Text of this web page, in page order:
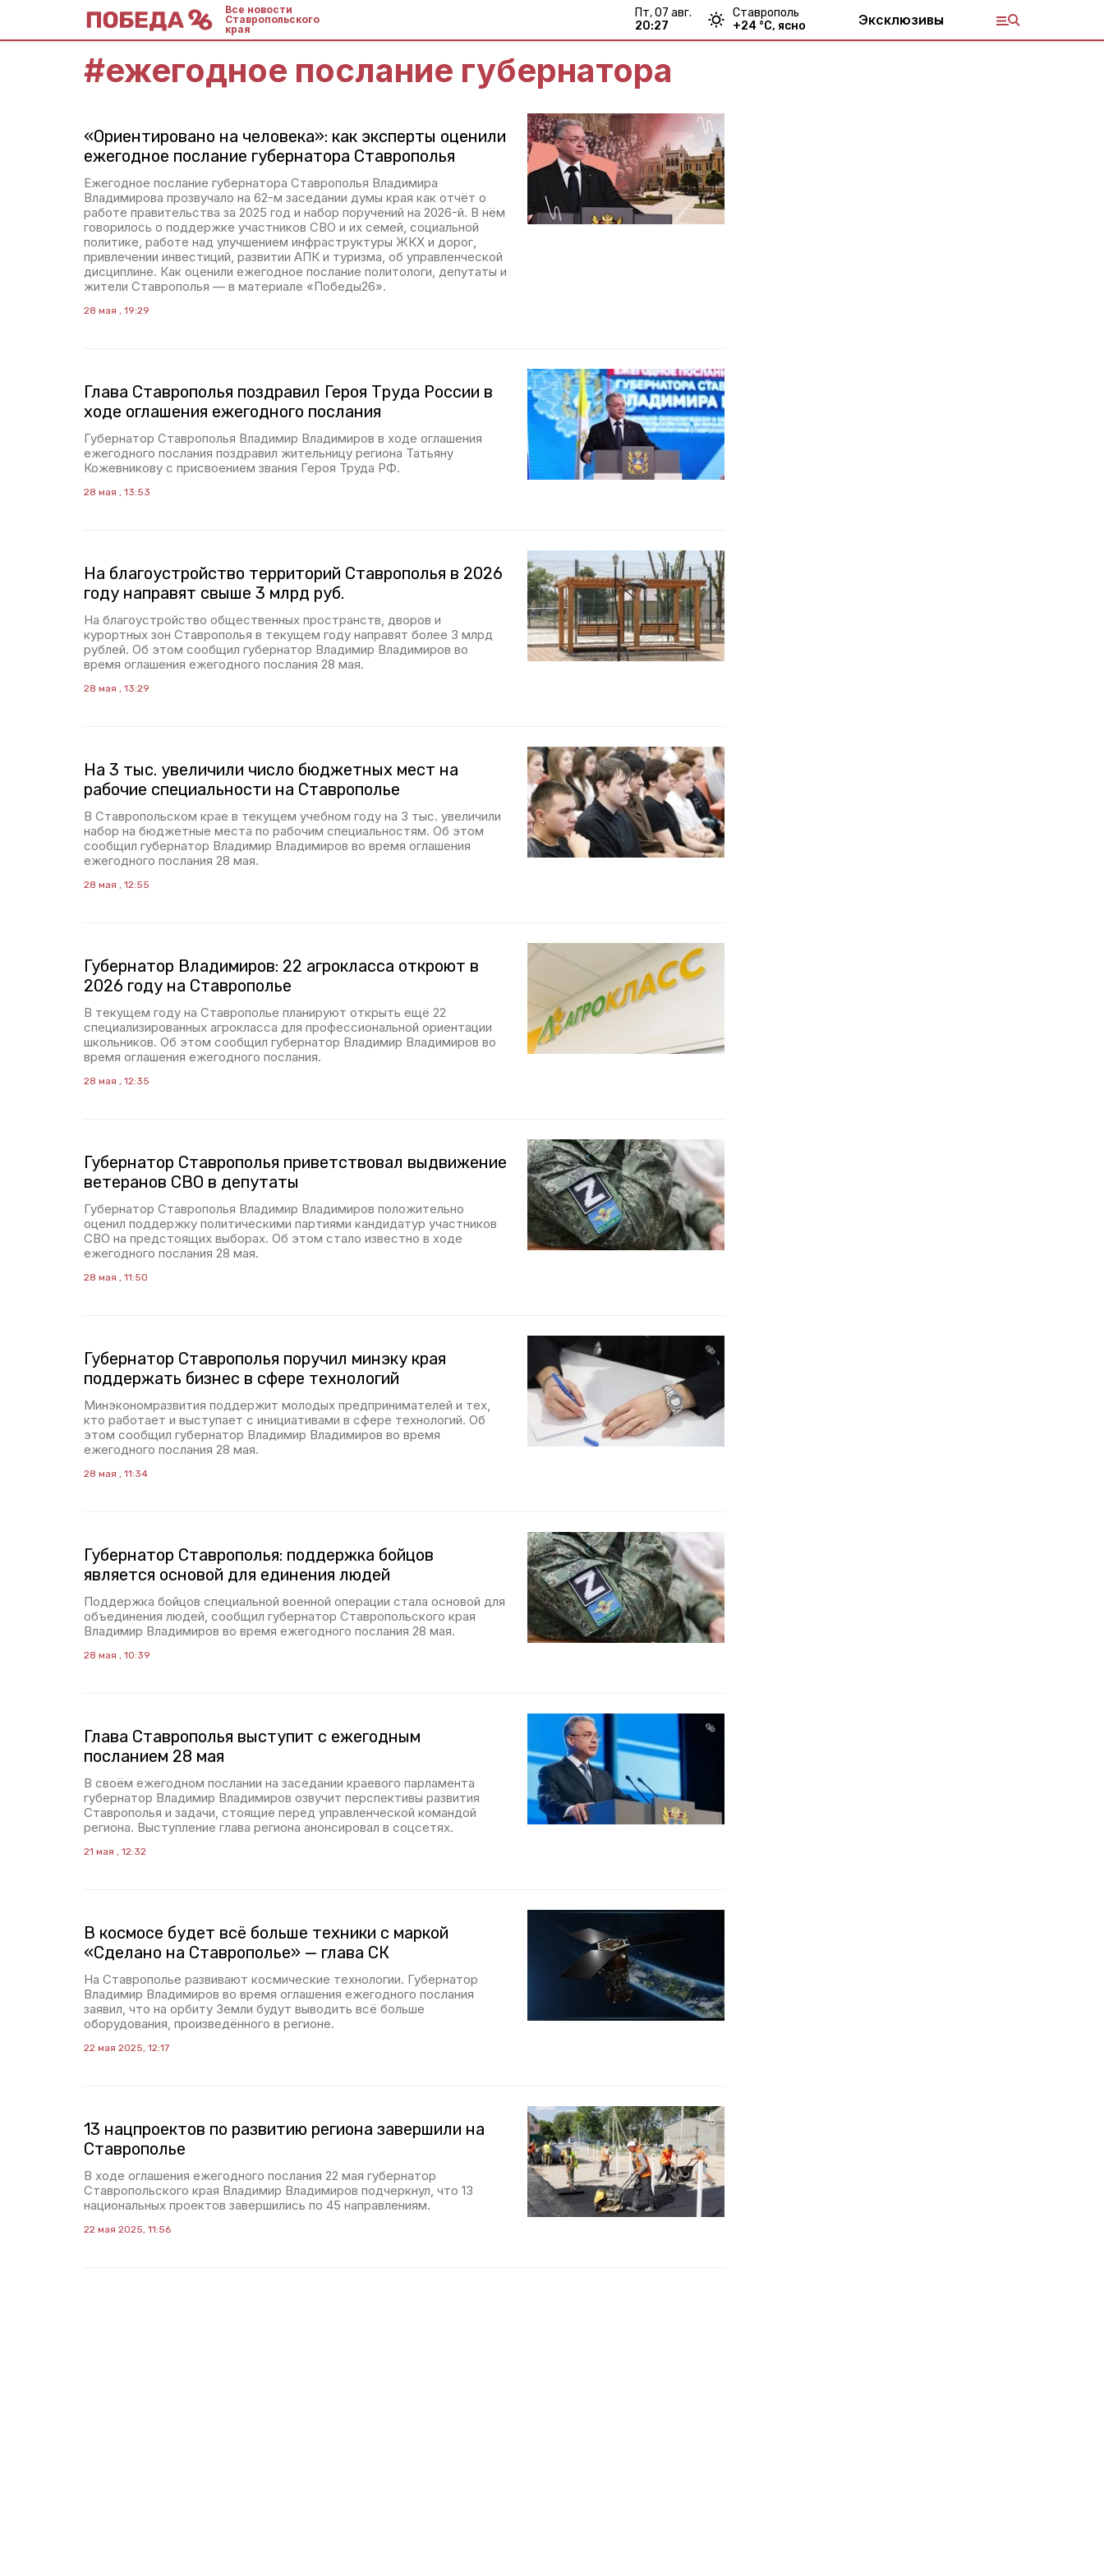
Все новости
Ставропольского
края
пт, 07 авг.
20:27
Ставрополь
+24 °С, ясно Эксклюзивы
#ежегодное послание губернатора
«Ориентировано на человека»: как эксперты оценили
ежегодное послание губернатора Ставрополья
Ежегодное послание губернатора Ставрополья Владимира
Владимирова прозвучало на 62-м заседании думы края как отчёт о
работе правительства за 2025 год и набор поручений на 2026-й. В нём
говорилось о поддержке участников СВО и их семей, социальной
политике, работе над улучшением инфраструктуры ЖКХ и дорог,
привлечении инвестиций, развитии АПК и туризма, об управленческой
дисциплине. Как оценили ежегодное послание политологи, депутаты и
жители Ставрополья — в материале «Победы26».
28 мая , 19:29
Глава Ставрополья поздравил Героя Труда России в
ходе оглашения ежегодного послания
Губернатор Ставрополья Владимир Владимиров в ходе оглашения
ежегодного послания поздравил жительницу региона Татьяну
Кожевникову с присвоением звания Героя Труда РФ.
28 мая , 13:53
На благоустройство территорий Ставрополья в 2026
году направят свыше 3 млрд руб.
На благоустройство общественных пространств, дворов и
курортных зон Ставрополья в текущем году направят более 3 млрд
рублей. Об этом сообщил губернатор Владимир Владимиров во
время оглашения ежегодного послания 28 мая.
28 мая , 13:29
На 3 тыс. увеличили число бюджетных мест на
рабочие специальности на Ставрополье
В Ставропольском крае в текущем учебном году на 3 тыс. увеличили
набор на бюджетные места по рабочим специальностям. Об этом
сообщил губернатор Владимир Владимиров во время оглашения
ежегодного послания 28 мая.
28 мая , 12:55
Губернатор Владимиров: 22 агрокласса откроют в
2026 году на Ставрополье
В текущем году на Ставрополье планируют открыть ещё 22
специализированных агрокласса для профессиональной ориентации
школьников. Об этом сообщил губернатор Владимир Владимиров во
время оглашения ежегодного послания.
28 мая , 12:35
Губернатор Ставрополья приветствовал выдвижение
ветеранов СВО в депутаты
Губернатор Ставрополья Владимир Владимиров положительно
оценил поддержку политическими партиями кандидатур участников
СВО на предстоящих выборах. Об этом стало известно в ходе
ежегодного послания 28 мая.
28 мая , 11:50
Губернатор Ставрополья поручил минэку края
поддержать бизнес в сфере технологий
Минэкономразвития поддержит молодых предпринимателей и тех,
кто работает и выступает с инициативами в сфере технологий. Об
этом сообщил губернатор Владимир Владимиров во время
ежегодного послания 28 мая.
28 мая , 11:34
Губернатор Ставрополья: поддержка бойцов
является основой для единения людей
Поддержка бойцов специальной военной операции стала основой для
объединения людей, сообщил губернатор Ставропольского края
Владимир Владимиров во время ежегодного послания 28 мая.
28 мая , 10:39
Глава Ставрополья выступит с ежегодным
посланием 28 мая
В своём ежегодном послании на заседании краевого парламента
губернатор Владимир Владимиров озвучит перспективы развития
Ставрополья и задачи, стоящие перед управленческой командой
региона. Выступление глава региона анонсировал в соцсетях.
21 мая , 12:32
В космосе будет всё больше техники с маркой
«Сделано на Ставрополье» — глава СК
На Ставрополье развивают космические технологии. Губернатор
Владимир Владимиров во время оглашения ежегодного послания
заявил, что на орбиту Земли будут выводить всё больше
оборудования, произведённого в регионе.
22 мая 2025, 12:17
13 нацпроектов по развитию региона завершили на
Ставрополье
В ходе оглашения ежегодного послания 22 мая губернатор
Ставропольского края Владимир Владимиров подчеркнул, что 13
национальных проектов завершились по 45 направлениям.
22 мая 2025, 11:56